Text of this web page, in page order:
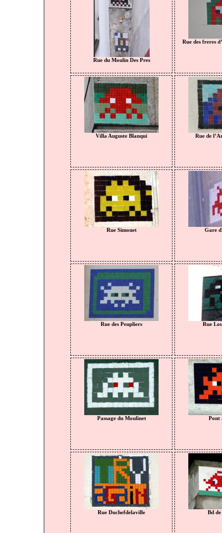
Rue du Moulin Des Pres
Rue des freres
Villa Auguste Blanqui Rue de
Rue Simonet Gare
Rue des Peupliers Rue
Passage du Moulinet Pont
Rue Duchefdelaville Bd